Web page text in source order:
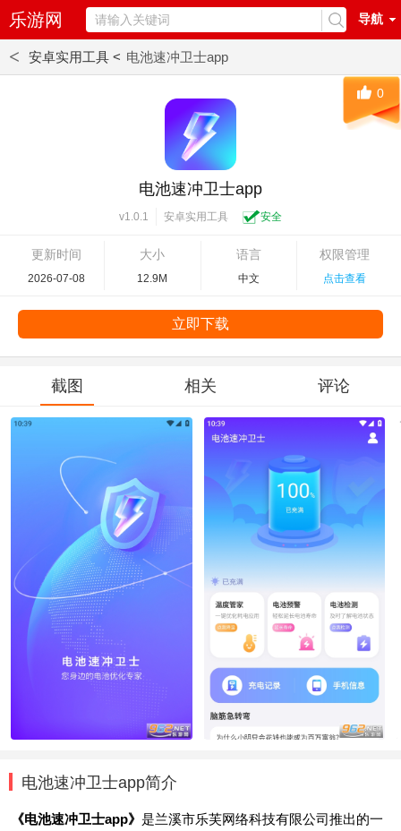
乐游网 导航
< 安卓实用工具 < 电池速冲卫士app
电池速冲卫士app
v1.0.1 安卓实用工具 安全
更新时间
2026-07-08
大小
12.9M
语言
中文
权限管理
点击查看
0
立即下载
截图 相关 评论
电池速冲卫士app简介
《电池速冲卫士app》 是兰溪市乐芙网络科技有限公司推出的一